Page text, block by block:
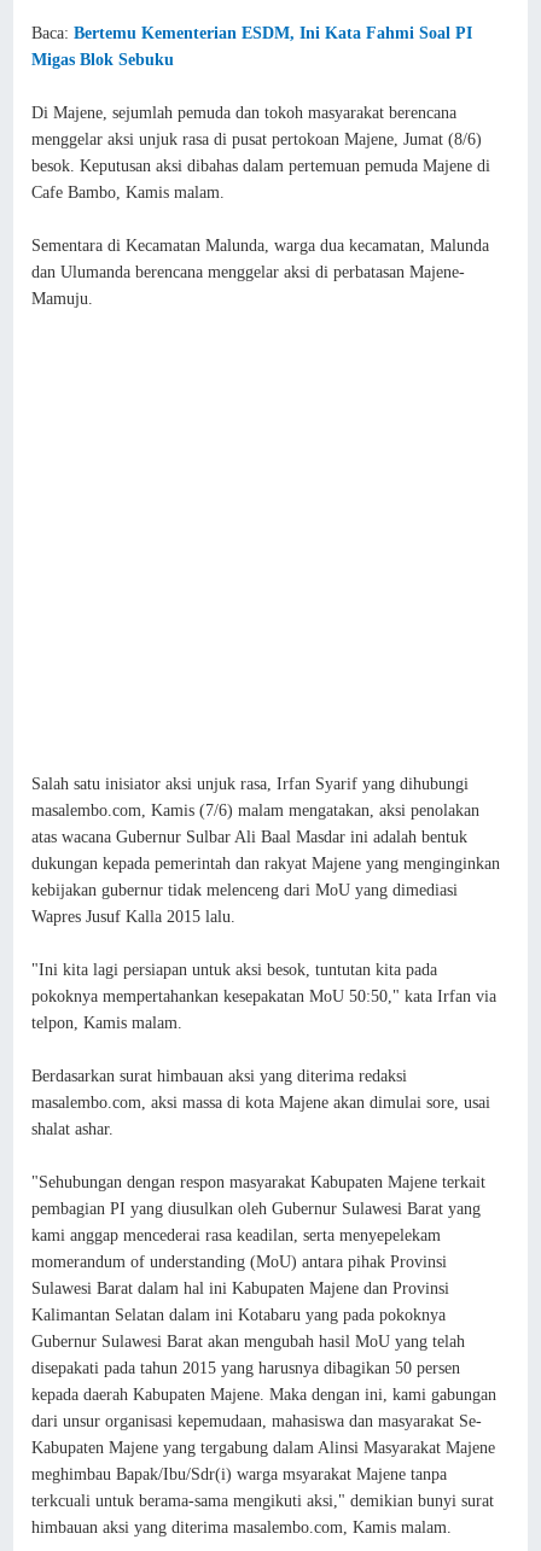
Baca:Bertemu Kementerian ESDM, Ini Kata Fahmi Soal PI
Migas Blok Sebuku
Di Majene, sejumlah pemuda dan tokoh masyarakat berencana
menggelar aksi unjuk rasa di pusat pertokoan Majene, Jumat (8/6)
besok. Keputusan aksi dibahas dalam pertemuan pemuda Majene di
Cafe Bambo, Kamis malam.
Sementara di Kecamatan Malunda, warga dua kecamatan, Malunda
dan Ulumanda berencana menggelar aksi di perbatasan Majene-
Mamuju.
Salah satu inisiator aksi unjuk rasa, Irfan Syarif yang dihubungi
masalembo.com, Kamis (7/6) malam mengatakan, aksi penolakan
atas wacana Gubernur Sulbar Ali Baal Masdar ini adalah bentuk
dukungan kepada pemerintah dan rakyat Majene yang menginginkan
kebijakan gubernur tidak melenceng dari MoU yang dimediasi
Wapres Jusuf Kalla 2015 lalu.
"Ini kita lagi persiapan untuk aksi besok, tuntutan kita pada
pokoknya mempertahankan kesepakatan MoU 50:50," kata Irfan via
telpon, Kamis malam.
Berdasarkan surat himbauan aksi yang diterima redaksi
masalembo.com, aksi massa di kota Majene akan dimulai sore, usai
shalat ashar.
"Sehubungan dengan respon masyarakat Kabupaten Majene terkait
pembagian PI yang diusulkan oleh Gubernur Sulawesi Barat yang
kami anggap mencederai rasa keadilan, serta menyepelekam
momerandum of understanding (MoU) antara pihak Provinsi
Sulawesi Barat dalam hal ini Kabupaten Majene dan Provinsi
Kalimantan Selatan dalam ini Kotabaru yang pada pokoknya
Gubernur Sulawesi Barat akan mengubah hasil MoU yang telah
disepakati pada tahun 2015 yang harusnya dibagikan 50 persen
kepada daerah Kabupaten Majene. Maka dengan ini, kami gabungan
dari unsur organisasi kepemudaan, mahasiswa dan masyarakat Se-
Kabupaten Majene yang tergabung dalam Alinsi Masyarakat Majene
meghimbau Bapak/Ibu/Sdr(i) warga msyarakat Majene tanpa
terkcuali untuk berama-sama mengikuti aksi," demikian bunyi surat
himbauan aksi yang diterima masalembo.com, Kamis malam.